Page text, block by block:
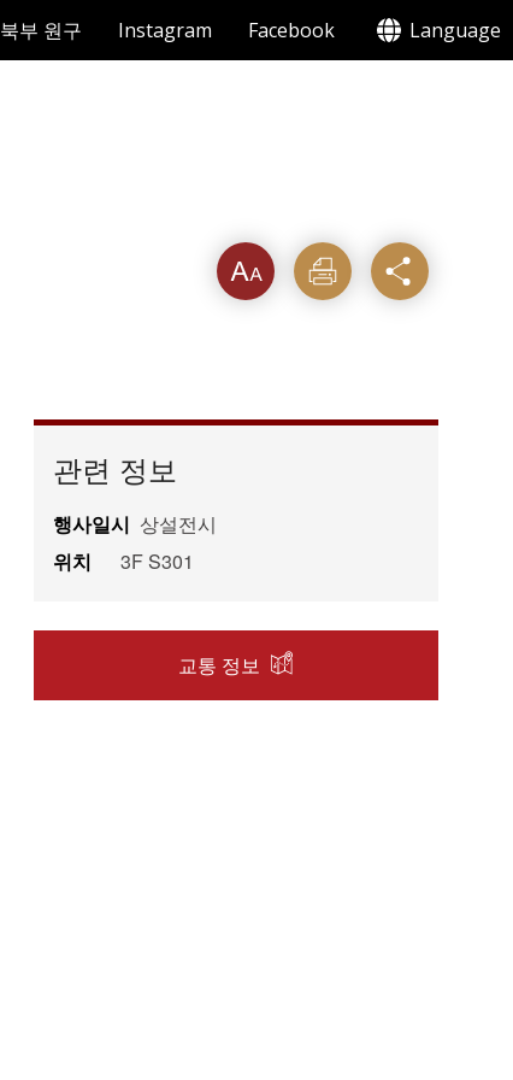
북부 원구 Instagram Facebook Language
텍스트 인쇄 공유
관련 정보
행사일시 상설전시
위치
3F S301
교통 정보